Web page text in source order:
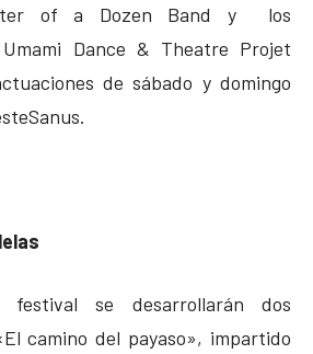
of a Dozen Band y los
Dance & Theatre Projet
de sábado y domingo
festival se desarrollarán dos
camino del payaso», impartido